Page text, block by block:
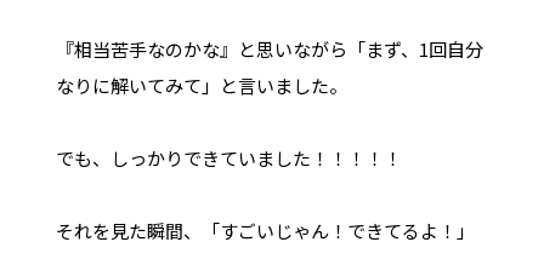
『相当苦手なのかな』と思いながら「まず、1回自分
なりに解いてみて」と言いました。
でも、しっかりできていました！！！！！
それを見た瞬間、「すごいじゃん！できてるよ！」